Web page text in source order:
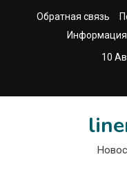
Обратная связь
Информация
10